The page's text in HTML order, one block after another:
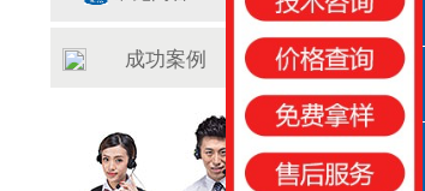
成功案例
QQ咨询
咨询热线
扫一扫